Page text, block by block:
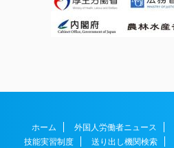
ホーム 外国人労働者ニュース
技能実習制度
送り出し機関検索